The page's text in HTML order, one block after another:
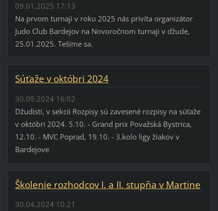
09.01.2025 17:13
Na prvom turnaji v roku 2025 nás privíta organizátor
Judo Club Bardejov na Novoročnom turnaji v džude,
25.01.2025. Tešíme sa.
Súťaže v októbri 2024
30.09.2024 16:02
Džudisti, v sekcii Rozpisy sú zavesené rozpisy na súťaže
v októbri 2024. 5.10. - Grand prix Považská Bystrica,
12.10. - MVC Poprad, 19.10. - 3.kolo ligy žiakov v
Bardejove
Školenie rozhodcov I. a II. stupňa v Martine
30.04.2024 10:21